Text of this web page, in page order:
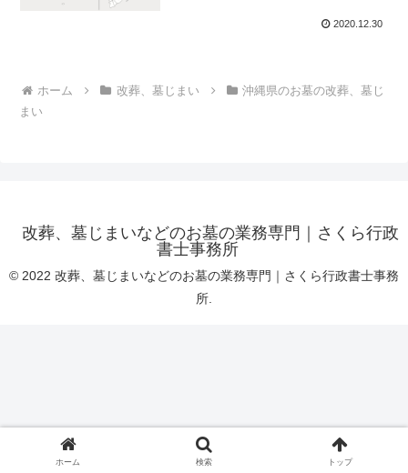
2020.12.30
ホーム 改葬、墓じまい
沖縄県のお墓の改葬、墓じ
まい
改葬、墓じまいなどのお墓の業務専門｜さくら行政
書士事務所
© 2022 改葬、墓じまいなどのお墓の業務専門｜さくら行政書士事務
所.
ホーム 検索 トップ